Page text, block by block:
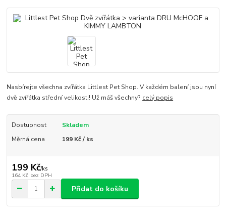
Nasbírejte všechna zvířátka Littlest Pet Shop. V každém balení jsou nyní
dvě zvířátka střední velikosti! Už máš všechny? celý popis
Dostupnost
Skladem
Měrná cena
199 Kč / ks
199 Kč/ks
164 Kč bez DPH
Přidat do košíku